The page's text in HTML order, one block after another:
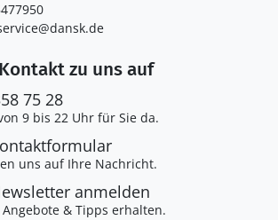
zu uns auf
75 28
9 bis 22 Uhr für Sie da.
uns auf Ihre Nachricht.
anmelden
& Tipps erhalten.